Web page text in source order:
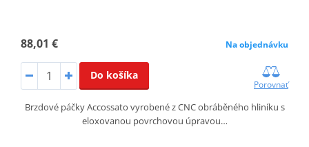
88,01 € Na objednávku
Do košíka
Porovnať
Brzdové páčky Accossato vyrobené z CNC obráběného hliníku s
eloxovanou povrchovou úpravou…